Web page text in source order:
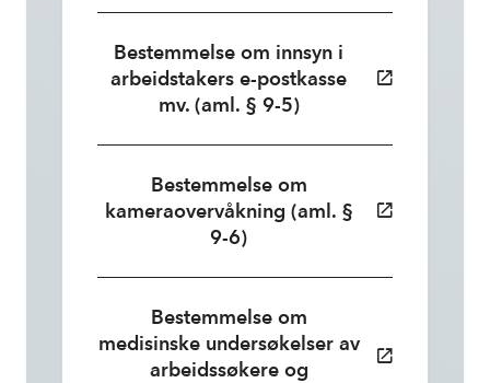
Bestemmelse om innsyn i
arbeidstakers e-postkasse
mv. (aml. § 9-5)
Bestemmelse om
kameraovervåkning (aml. §
9-6)
Bestemmelse om
medisinske undersøkelser av
arbeidssøkere og